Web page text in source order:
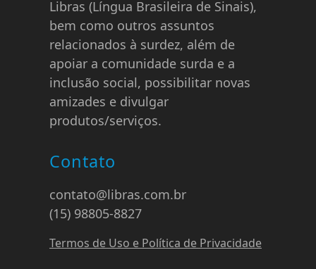
Libras (Língua Brasileira de Sinais),
bem como outros assuntos
relacionados à surdez, além de
apoiar a comunidade surda e a
inclusão social, possibilitar novas
amizades e divulgar
produtos/serviços.
Contato
contato@libras.com.br
(15) 98805-8827
Termos de Uso e Política de Privacidade